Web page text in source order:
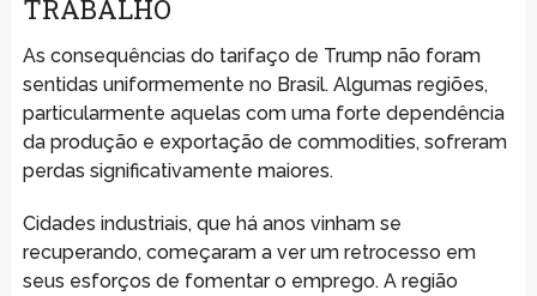
TRABALHO
As consequências do tarifaço de Trump não foram
sentidas uniformemente no Brasil. Algumas regiões,
particularmente aquelas com uma forte dependência
da produção e exportação de commodities, sofreram
perdas significativamente maiores.
Cidades industriais, que há anos vinham se
recuperando, começaram a ver um retrocesso em
seus esforços de fomentar o emprego. A região